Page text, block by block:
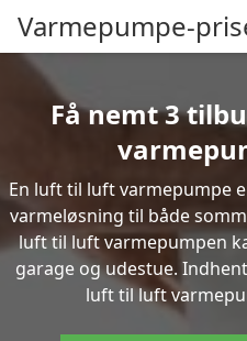
Varmepumpe-
Få nemt 3
En luft til luft varmepumpe
varmeløsning til både
luft til luft varmepumpen
garage og udestue.
luft til luft